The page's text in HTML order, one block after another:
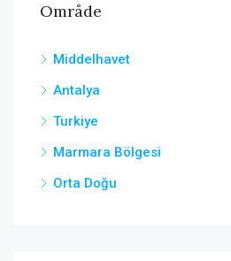
Område
Middelhavet
Antalya
Turkiye
Marmara Bölgesi
Orta Doğu